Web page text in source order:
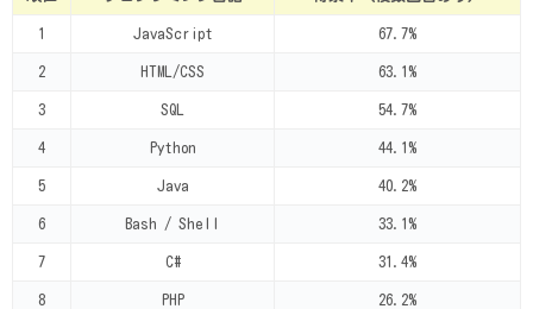
1 JavaScript 67.7%
2 HTML/CSS 63.1%
3 SQL 54.7%
4 Python 44.1%
5 Java 40.2%
6 Bash / Shell 33.1%
7 C# 31.4%
8 PHP 26.2%